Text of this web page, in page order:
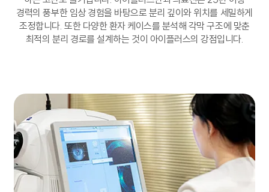
경력의 풍부한 임상 경험을 바탕으로 분리 깊이와 위치를 세밀하게
조정합니다. 또한 다양한 환자 케이스를 분석해 각막 구조에 맞춘
최적의 분리 경로를 설계하는 것이 아이플러스의 강점입니다.